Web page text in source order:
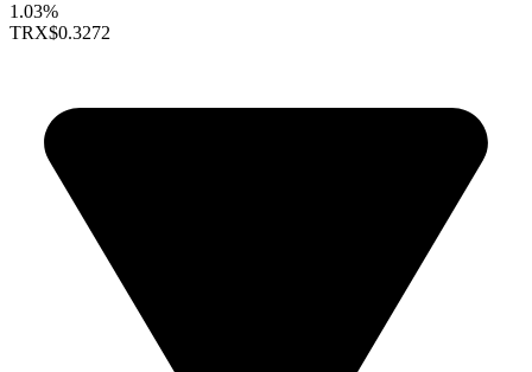
1.03%
TRX$0.3272